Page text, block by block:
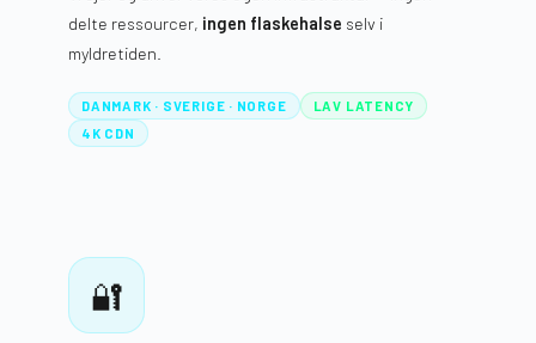
delte ressourcer, ingen flaskehalse selv i
myldretiden.
DANMARK · SVERIGE · NORGE
LAV LATENCY
4K CDN
🔐